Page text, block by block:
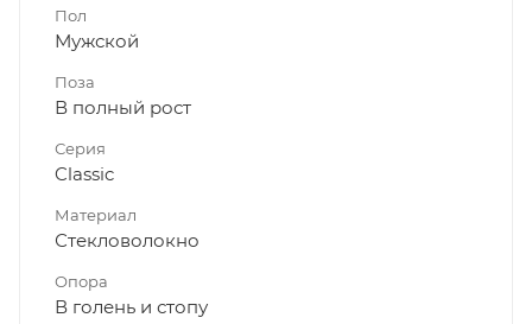
Пол
Мужской
Поза
В полный рост
Серия
Classic
Материал
Стекловолокно
Опора
В голень и стопу